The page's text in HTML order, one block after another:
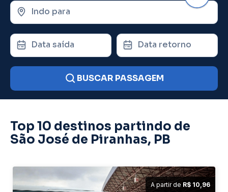
Indo para
Data saída Data retorno
BUSCAR PASSAGEM
Top 10 destinos partindo de
São José de Piranhas, PB
A partir de R$ 10,96